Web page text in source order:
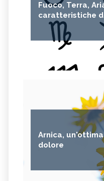
Fuoco, Terra,
caratteristiche
Arnica,
dolore